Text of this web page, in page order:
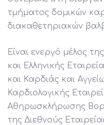
τμήματος δομικών
διακαθετηριακών
Είναι ενεργό μέλος
και Ελληνικής
και Καρδιάς και
Καρδιολογικής
Αθηρωσκλήρωσης
της Διεθνούς